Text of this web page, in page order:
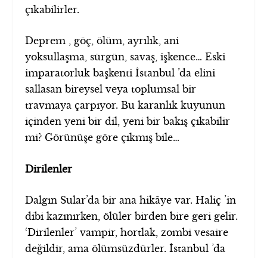
çıkabilirler.
Deprem , göç, ölüm, ayrılık, ani
yoksullaşma, sürgün, savaş, işkence… Eski
imparatorluk başkenti İstanbul ’da elini
sallasan bireysel veya toplumsal bir
travmaya çarpıyor. Bu karanlık kuyunun
içinden yeni bir dil, yeni bir bakış çıkabilir
mi? Görünüşe göre çıkmış bile…
Dirilenler
Dalgın Sular’da bir ana hikâye var. Haliç ’in
dibi kazınırken, ölüler birden bire geri gelir.
‘Dirilenler’ vampir, hortlak, zombi vesaire
değildir, ama ölümsüzdürler. İstanbul ’da